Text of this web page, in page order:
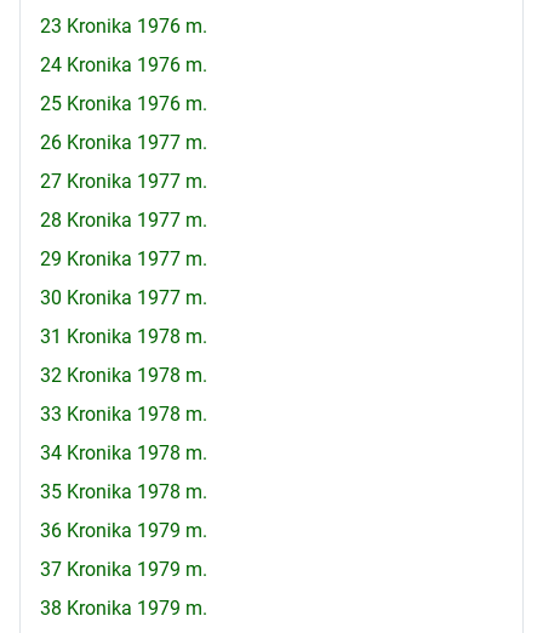
23 Kronika 1976 m.
24 Kronika 1976 m.
25 Kronika 1976 m.
26 Kronika 1977 m.
27 Kronika 1977 m.
28 Kronika 1977 m.
29 Kronika 1977 m.
30 Kronika 1977 m.
31 Kronika 1978 m.
32 Kronika 1978 m.
33 Kronika 1978 m.
34 Kronika 1978 m.
35 Kronika 1978 m.
36 Kronika 1979 m.
37 Kronika 1979 m.
38 Kronika 1979 m.